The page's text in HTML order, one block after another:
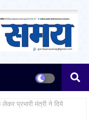
प्रभारी मंत्री ने दिये